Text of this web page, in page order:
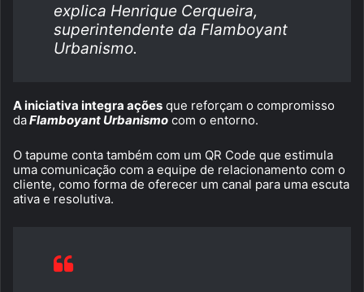
explica Henrique Cerqueira,
superintendente da Flamboyant
Urbanismo.
A iniciativa integra ações que reforçam o compromisso
daFlamboyant Urbanismo com o entorno.
O tapume conta também com um QR Code que estimula
uma comunicação com a equipe de relacionamento com o
cliente, como forma de oferecer um canal para uma escuta
ativa e resolutiva.